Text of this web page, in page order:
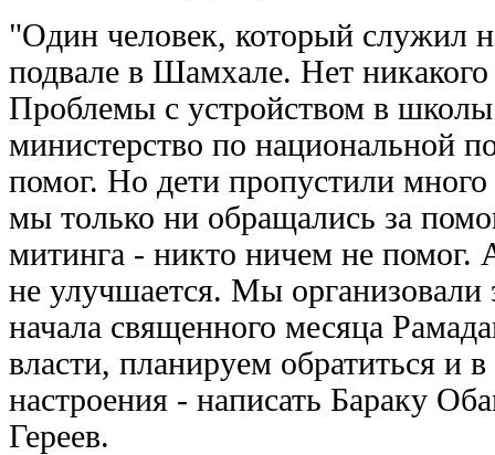
"Один человек, который служил
подвале в Шамхале. Нет
Проблемы с устройством в
министерство по национальной
помог. Но дети пропустили
мы только ни обращались за
митинга - никто ничем не помог.
не улучшается. Мы
начала священного месяца
власти, планируем обратиться и
настроения - написать Бараку
Гереев.